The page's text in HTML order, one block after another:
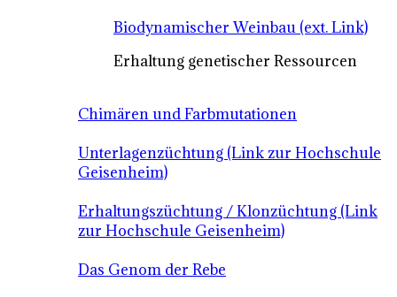
Biodynamischer Weinbau (ext. Link)
Erhaltung genetischer Ressourcen
Chimären und Farbmutationen
Unterlagenzüchtung (Link zur Hochschule
Geisenheim)
Erhaltungszüchtung / Klonzüchtung (Link
zur Hochschule Geisenheim)
Das Genom der Rebe